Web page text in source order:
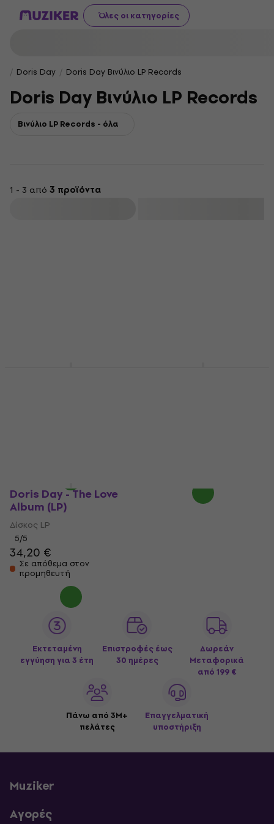
Όλες οι κατηγορίες
Doris Day Doris Day Βινύλιο LP Records
Doris Day Βινύλιο LP Records
Βινύλιο LP Records - όλα
1 - 3 από 3 προϊόντα
Doris Day - The Love
Album (LP)
Δίσκος LP
5/5
34,20 €
Σε απόθεμα στον
προμηθευτή
Εκτεταμένη
εγγύηση για 3 έτη
Επιστροφές έως
30 ημέρες
Δωρεάν
Μεταφορικά
από 199 €
Πάνω από 3M+
πελάτες
Επαγγελματική
υποστήριξη
Muziker
Αγορές